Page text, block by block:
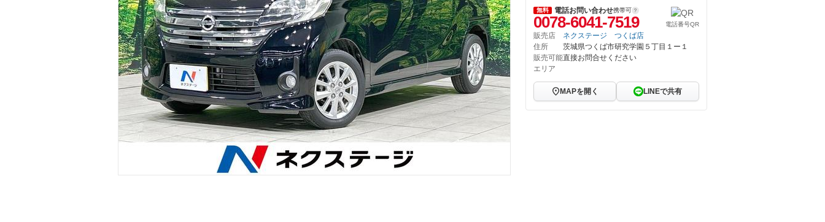
無料 電話お問い合わせ携帯可
0078-6041-7519 電話番号QR
販売店
ネクステージ つくば店
住所
茨城県つくば市研究学園５丁目１ー１
販売可能
エリア
直接お問合せください
MAPを開く LINEで共有